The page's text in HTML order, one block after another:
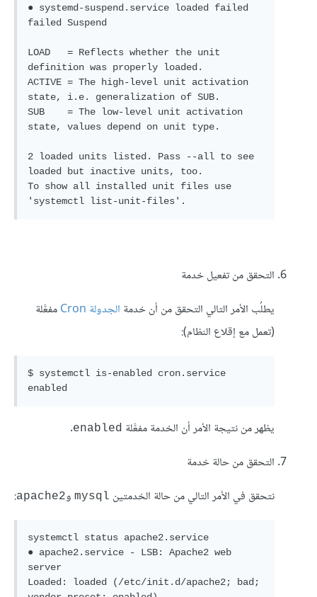
● systemd-suspend.service loaded failed
failed Suspend
LOAD   = Reflects whether the unit
definition was properly loaded.
ACTIVE = The high-level unit activation
state, i.e. generalization of SUB.
SUB    = The low-level unit activation
state, values depend on unit type.
2 loaded units listed. Pass --all to see
loaded but inactive units, too.
To show all installed unit files use
'systemctl list-unit-files'.
التحقق من تفعيل خدمة
يطلُب الأمر التالي التحقق من أن خدمة الجدولة Cron
مفعَّلة
(تعمل مع إقلاع النظام):
$ systemctl is-enabled cron.service
enabled
يظهر من نتيجة الأمر أن الخدمة مفعَّلة enabled
.
التحقق من حالة خدمة
نتحقق في الأمر التالي من حالة الخدمتين mysql وapache2
:
systemctl status apache2.service
● apache2.service - LSB: Apache2 web
server
Loaded: loaded (/etc/init.d/apache2; bad;